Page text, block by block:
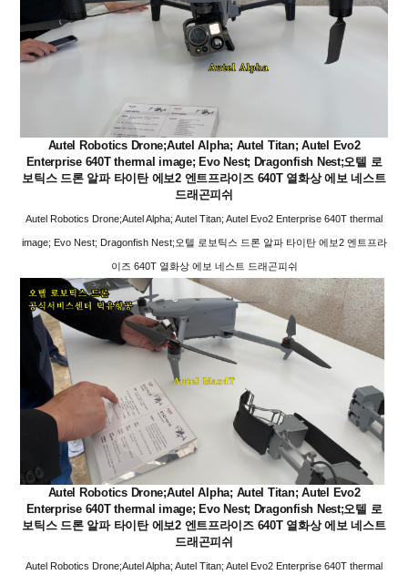
Autel Robotics Drone;Autel Alpha; Autel Titan; Autel Evo2
Enterprise 640T thermal image; Evo Nest; Dragonfish Nest;오텔 로
보틱스 드론 알파 타이탄 에보2 엔트프라이즈 640T 열화상 에보 네스트
드래곤피쉬
Autel Robotics Drone;Autel Alpha; Autel Titan; Autel Evo2 Enterprise 640T thermal
image; Evo Nest; Dragonfish Nest;오텔 로보틱스 드론 알파 타이탄 에보2 엔트프라
이즈 640T 열화상 에보 네스트 드래곤피쉬
Autel Robotics Drone;Autel Alpha; Autel Titan; Autel Evo2
Enterprise 640T thermal image; Evo Nest; Dragonfish Nest;오텔 로
보틱스 드론 알파 타이탄 에보2 엔트프라이즈 640T 열화상 에보 네스트
드래곤피쉬
Autel Robotics Drone;Autel Alpha; Autel Titan; Autel Evo2 Enterprise 640T thermal